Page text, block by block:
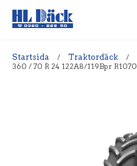
Startsida / Traktordäck /
360 / 70 R 24 122A8/119Bpr R1070